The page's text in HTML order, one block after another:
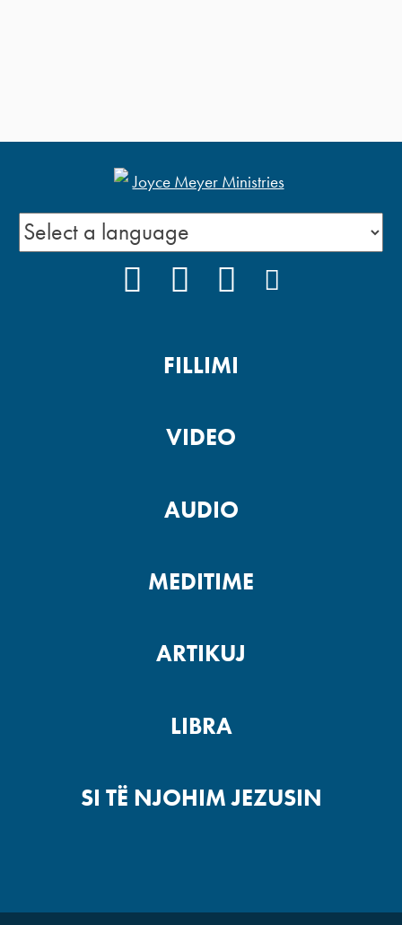
YOUTUBEINSTAGRAM
FILLIMI
VIDEO
AUDIO
MEDITIME
ARTIKUJ
LIBRA
SI TË NJOHIM JEZUSIN